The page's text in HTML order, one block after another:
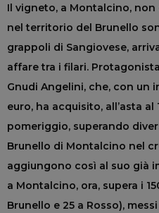
Il vigneto, a Montalcino, non
nel territorio del Brunello
grappoli di Sangiovese,
affare tra i filari.
Gnudi Angelini, che, con un
euro, ha acquisito, all’asta
pomeriggio, superando
Brunello di Montalcino nel
aggiungono così al suo già
a Montalcino, ora, supera i
Brunello e 25 a Rosso),